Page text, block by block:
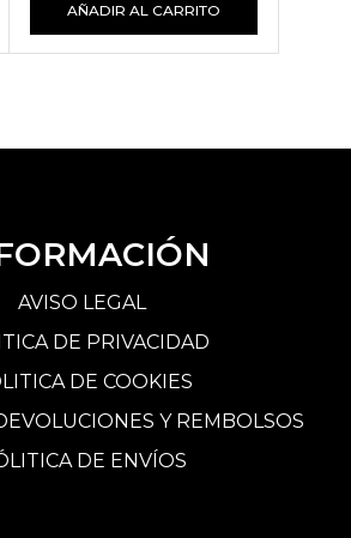
AÑADIR AL CARRITO
AVISO LEGAL
DE PRIVACIDAD
DE COOKIES
Y REMBOLSOS
DE ENVÍOS